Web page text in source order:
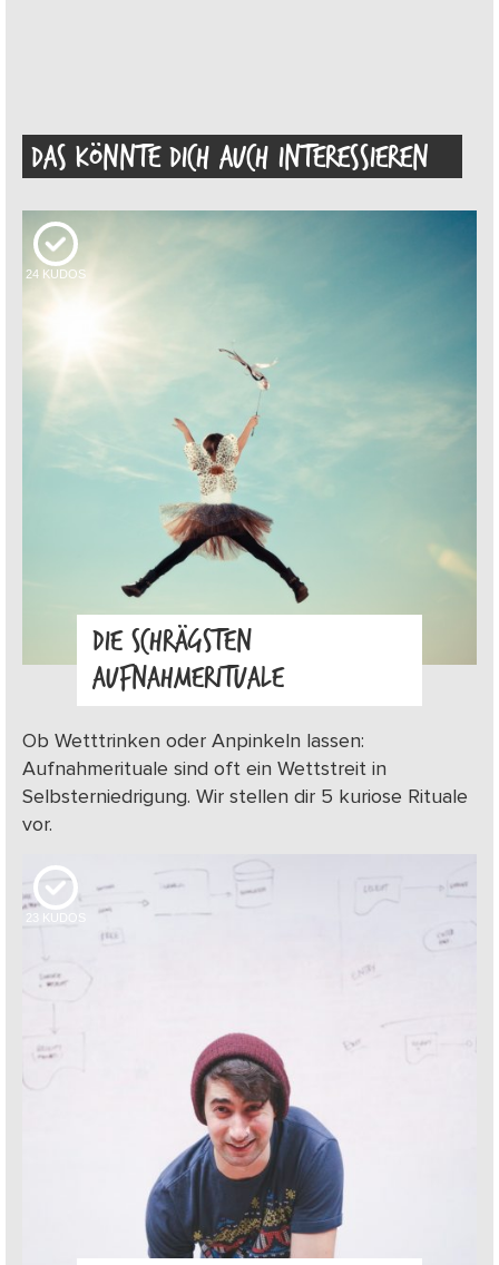
DAS KÖNNTE DICH AUCH INTERESSIEREN
24 KUDOS
DIE SCHRÄGSTEN
AUFNAHMERITUALE
Ob Wetttrinken oder Anpinkeln lassen:
Aufnahmerituale sind oft ein Wettstreit in
Selbsterniedrigung. Wir stellen dir 5 kuriose Rituale
vor.
23 KUDOS